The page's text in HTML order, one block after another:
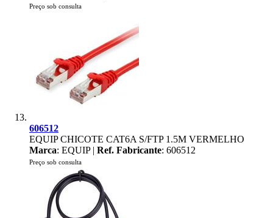
Preço sob consulta
606512
EQUIP CHICOTE CAT6A S/FTP 1.5M VERMELHO
Marca: EQUIP | Ref. Fabricante: 606512
Preço sob consulta